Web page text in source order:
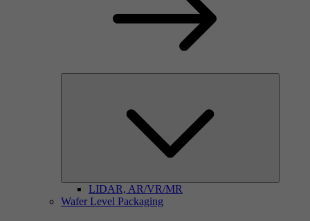
LIDAR, AR/VR/MR
Wafer Level Packaging